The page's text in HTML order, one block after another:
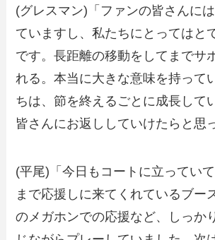
(グレスマン)「ファンの皆さんに
ていますし、私たちにとってはと
です。長距離の移動をしてまでサ
れる。本当に大きな意味を持って
ちは、節を終えるごとに成長して
皆さんにお返ししていけたらと思
(平尾)「今日もコートに立ってい
まで応援しに来てくれているブー
のメガホンでの応援など、しっか